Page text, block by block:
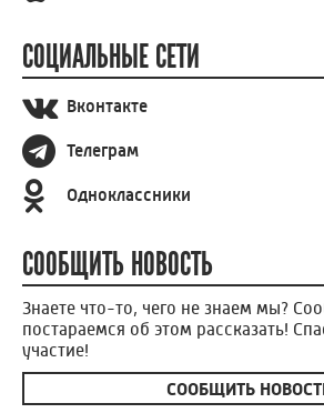
СОЦИАЛЬНЫЕ СЕТИ
Вконтакте
Телеграм
Одноклассники
СООБЩИТЬ НОВОСТЬ
Знаете что-то, чего не знаем мы?
постараемся об этом рассказать!
участие!
СООБЩИТЬ